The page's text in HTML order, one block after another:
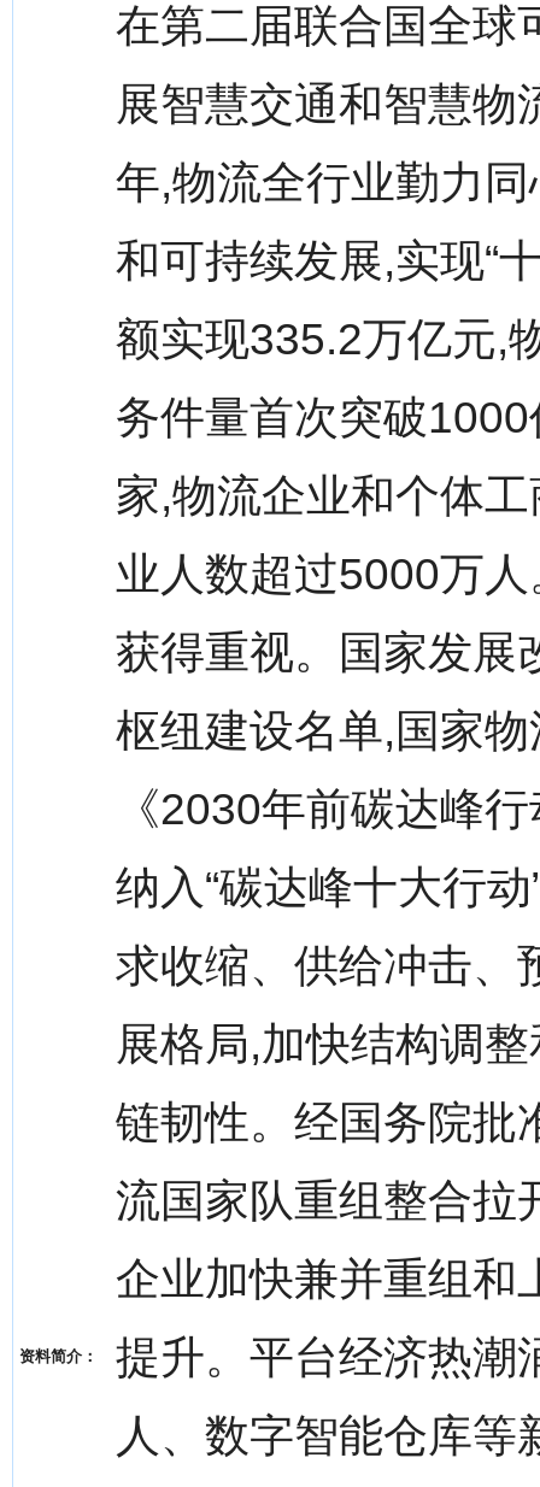
资料简介：
在第二届联合国全球
展智慧交通和智慧物
年,物流全行业勤力
和可持续发展,实现“
额实现335.2万亿元,
务件量首次突破
家,物流企业和个体
业人数超过5000万
获得重视。国家发展
枢纽建设名单,国家
《2030年前碳达峰
纳入“碳达峰十大行
求收缩、供给冲击、
展格局,加快结构调
链韧性。经国务院批
流国家队重组整合拉
企业加快兼并重组和
提升。平台经济热潮
人、数字智能仓库